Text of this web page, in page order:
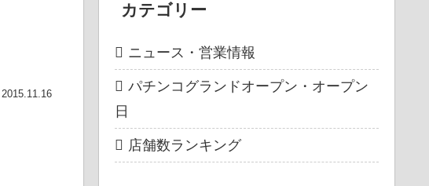
2015.11.16
カテゴリー
ニュース・営業情報
パチンコグランドオープン・オープン
日
店舗数ランキング